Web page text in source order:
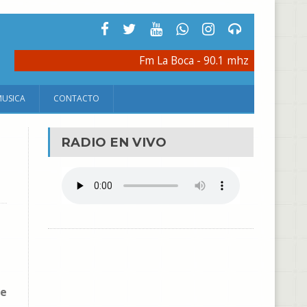
Fm La Boca - 90.1 mhz
CONTACTO
RADIO EN VIVO